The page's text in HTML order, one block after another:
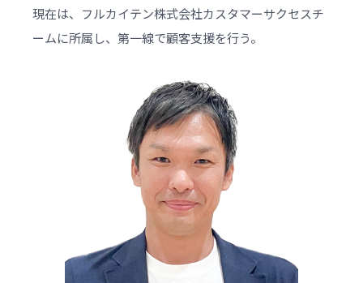
現在は、フルカイテン株式会社カスタマーサクセスチ
ームに所属し、第一線で顧客支援を行う。